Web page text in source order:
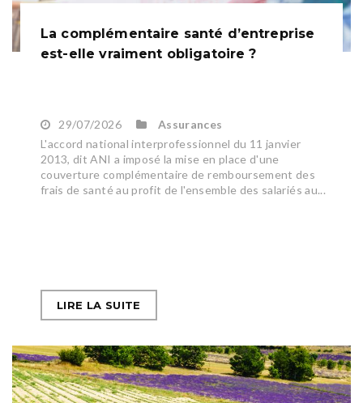
La complémentaire santé d’entreprise
est-elle vraiment obligatoire ?
29/07/2026
Assurances
L'accord national interprofessionnel du 11 janvier
2013, dit ANI a imposé la mise en place d'une
couverture complémentaire de remboursement des
frais de santé au profit de l'ensemble des salariés au...
LIRE LA SUITE